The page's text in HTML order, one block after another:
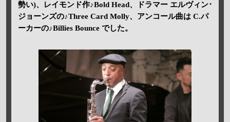
勢い)、レイモンド作♪Bold Head、ドラマー エルヴィン･
ジョーンズの♪Three Card Molly、アンコール曲は C.パ
ーカーの♪Billies Bounce でした。